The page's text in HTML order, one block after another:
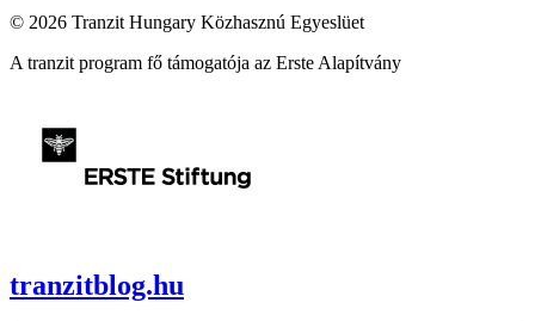
© 2026 Tranzit Hungary Közhasznú Egyeslüet
A tranzit program fő támogatója az Erste Alapítvány
tranzitblog.hu